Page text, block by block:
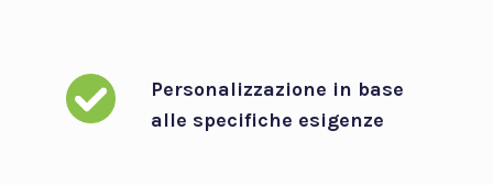
Personalizzazione in base
alle specifiche esigenze